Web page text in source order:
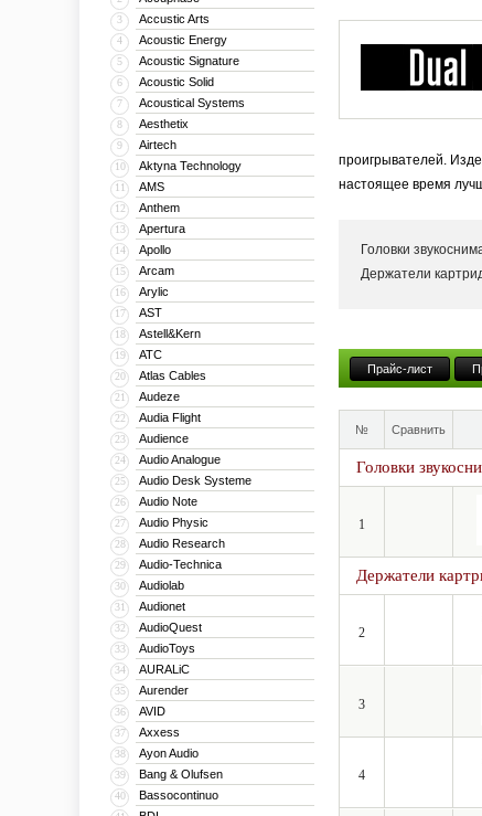
3 Accustic Arts
4 Acoustic Energy
5 Acoustic Signature
6 Acoustic Solid
7 Acoustical Systems
8 Aesthetix
9 Airtech
10 Aktyna Technology
11 AMS
12 Anthem
13 Apertura
14 Apollo
15 Arcam
16 Arylic
17 AST
18 Astell&Kern
19 ATC
20 Atlas Cables
21 Audeze
22 Audia Flight
23 Audience
24 Audio Analogue
25 Audio Desk Systeme
26 Audio Note
27 Audio Physic
28 Audio Research
29 Audio-Technica
30 Audiolab
31 Audionet
32 AudioQuest
33 AudioToys
34 AURALiC
35 Aurender
36 AVID
37 Axxess
38 Ayon Audio
39 Bang & Olufsen
40 Bassocontinuo
проигрывателей.
настоящее время
Головки
Держатели
Прайс-лист
№ Сравнить
Головки
1
Держатели
2
3
4